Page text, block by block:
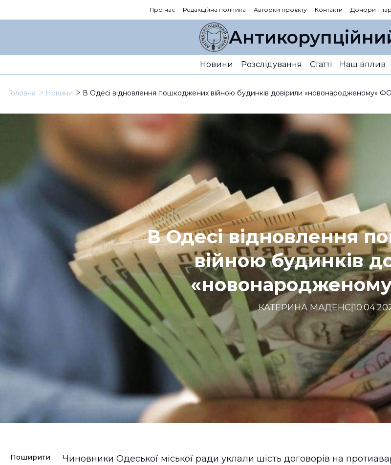
Про нас Редакційна політика Авторки проєкту Контакти Донори і
Новини Розслідування Статті Наш вплив
Головна Новини В Одесі відновлення пошкоджених війною будинків довірили «новонародженому»
В Одесі відновлення
війною будинків
КАТЕРИНА МАДЕНС|
Поширити
Чиновники Одеської міської ради уклали шість договорів на